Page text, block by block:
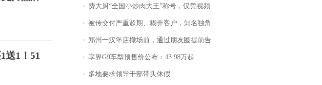
送1！51
费大厨“全国小炒肉大王”称号，仅凭视频评出？中国烹饪协会回应
被传交付严重超期、糊弄客户，知名独角兽车企创始人回应：都没证据，将依法采取措施，“本人长期与美国交管局保持沟通，对方表示肯定”
郑州一汉堡店撤场前，通过朋友圈提前告知逐一退费，有顾客仅剩1元也全被退回，分文不少；顾客：言而有信，让人感动
享界G9车型预售价公布：43.98万起
多地要求领导干部带头休假